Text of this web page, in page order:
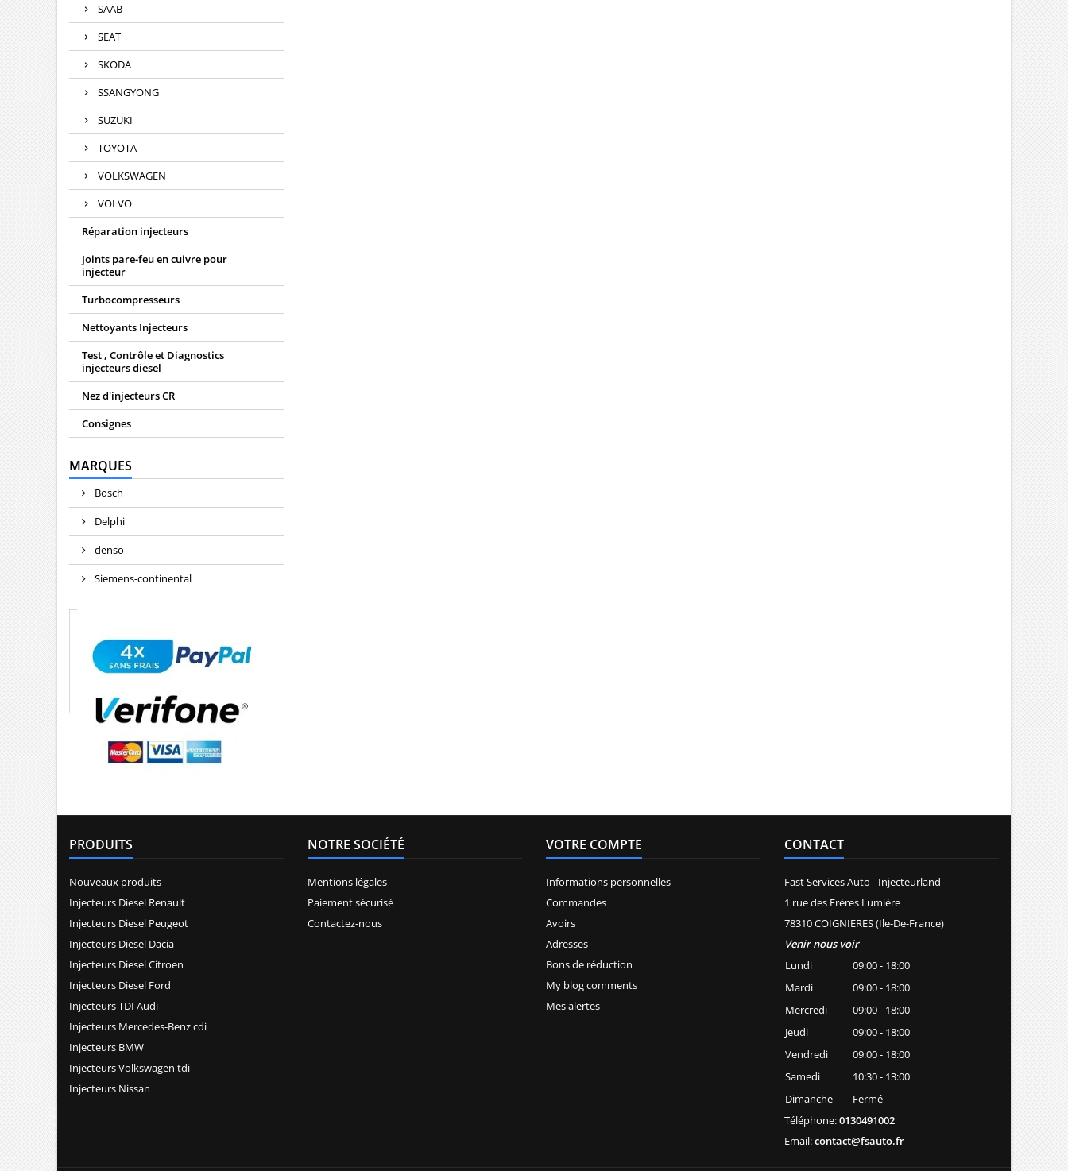
SAAB
SEAT
SKODA
SSANGYONG
SUZUKI
TOYOTA
VOLKSWAGEN
VOLVO
Réparation injecteurs
Joints pare-feu en cuivre pour
injecteur
Turbocompresseurs
Nettoyants Injecteurs
Test , Contrôle et Diagnostics
injecteurs diesel
Nez d'injecteurs CR
Consignes
MARQUES
Bosch
Delphi
denso
Siemens-continental
PRODUITS
Nouveaux produits
Injecteurs Diesel Renault
Injecteurs Diesel Peugeot
Injecteurs Diesel Dacia
Injecteurs Diesel Citroen
Injecteurs Diesel Ford
Injecteurs TDI Audi
Injecteurs Mercedes-Benz cdi
Injecteurs BMW
Injecteurs Volkswagen tdi
Injecteurs Nissan
NOTRE SOCIÉTÉ
Mentions légales
Paiement sécurisé
Contactez-nous
VOTRE COMPTE
Informations personnelles
Commandes
Avoirs
Adresses
Bons de réduction
My blog comments
Mes alertes
CONTACT
Fast Services Auto - Injecteurland
1 rue des Frères Lumière
78310 COIGNIERES (Ile-De-France)
Venir nous voir
Lundi
09:00 - 18:00
Mardi
09:00 - 18:00
Mercredi
09:00 - 18:00
Jeudi
09:00 - 18:00
Vendredi
09:00 - 18:00
Samedi
10:30 - 13:00
Dimanche
Fermé
Téléphone:0130491002
Email:contact@fsauto.fr